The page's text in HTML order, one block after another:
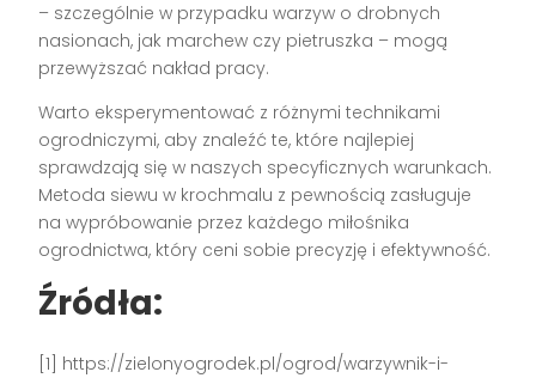
– szczególnie w przypadku warzyw o drobnych
nasionach, jak marchew czy pietruszka – mogą
przewyższać nakład pracy.
Warto eksperymentować z różnymi technikami
ogrodniczymi, aby znaleźć te, które najlepiej
sprawdzają się w naszych specyficznych warunkach.
Metoda siewu w krochmalu z pewnością zasługuje
na wypróbowanie przez każdego miłośnika
ogrodnictwa, który ceni sobie precyzję i efektywność.
Źródła:
[1] https://zielonyogrodek.pl/ogrod/warzywnik-i-